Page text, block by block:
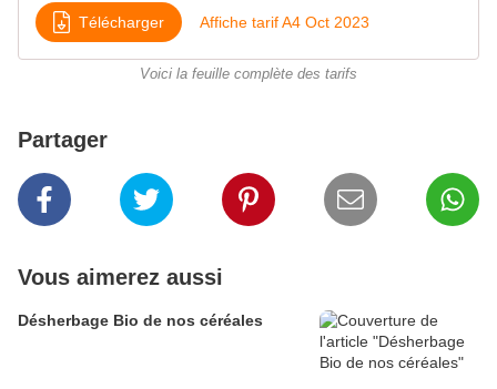
Télécharger Affiche tarif A4 Oct 2023
Voici la feuille complète des tarifs
Partager
Vous aimerez aussi
Désherbage Bio de nos céréales